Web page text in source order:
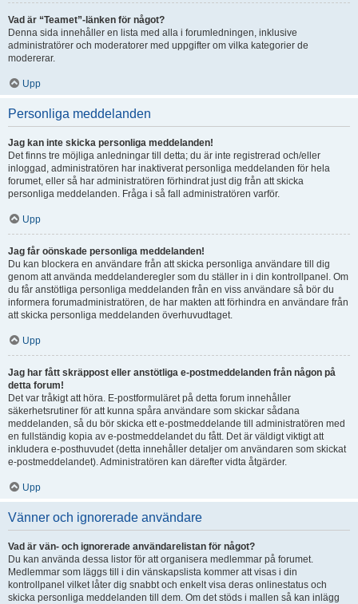
Vad är “Teamet”-länken för något?
Denna sida innehåller en lista med alla i forumledningen, inklusive
administratörer och moderatorer med uppgifter om vilka kategorier de
modererar.
Upp
Personliga meddelanden
Jag kan inte skicka personliga meddelanden!
Det finns tre möjliga anledningar till detta; du är inte registrerad och/eller
inloggad, administratören har inaktiverat personliga meddelanden för hela
forumet, eller så har administratören förhindrat just dig från att skicka
personliga meddelanden. Fråga i så fall administratören varför.
Upp
Jag får oönskade personliga meddelanden!
Du kan blockera en användare från att skicka personliga användare till dig
genom att använda meddelanderegler som du ställer in i din kontrollpanel. Om
du får anstötliga personliga meddelanden från en viss användare så bör du
informera forumadministratören, de har makten att förhindra en användare från
att skicka personliga meddelanden överhuvudtaget.
Upp
Jag har fått skräppost eller anstötliga e-postmeddelanden från någon på
detta forum!
Det var tråkigt att höra. E-postformuläret på detta forum innehåller
säkerhetsrutiner för att kunna spåra användare som skickar sådana
meddelanden, så du bör skicka ett e-postmeddelande till administratören med
en fullständig kopia av e-postmeddelandet du fått. Det är väldigt viktigt att
inkludera e-posthuvudet (detta innehåller detaljer om användaren som skickat
e-postmeddelandet). Administratören kan därefter vidta åtgärder.
Upp
Vänner och ignorerade användare
Vad är vän- och ignorerade användarelistan för något?
Du kan använda dessa listor för att organisera medlemmar på forumet.
Medlemmar som läggs till i din vänskapslista kommer att visas i din
kontrollpanel vilket låter dig snabbt och enkelt visa deras onlinestatus och
skicka personliga meddelanden till dem. Om det stöds i mallen så kan inlägg